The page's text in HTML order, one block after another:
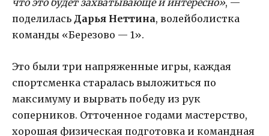
что это будет захватывающе и интересно», —
поделилась Дарья Неттина, волейболистка
команды «Березово — 1».
Это были три напряженные игры, каждая
спортсменка старалась выложиться по
максимуму и вырвать победу из рук
соперников. Отточенное годами мастерство,
хорошая физическая подготовка и командная